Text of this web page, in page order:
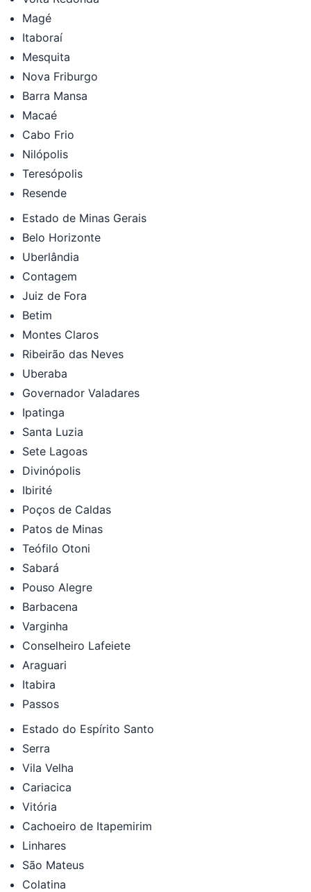
Magé
Itaboraí
Mesquita
Nova Friburgo
Barra Mansa
Macaé
Cabo Frio
Nilópolis
Teresópolis
Resende
Estado de Minas Gerais
Belo Horizonte
Uberlândia
Contagem
Juiz de Fora
Betim
Montes Claros
Ribeirão das Neves
Uberaba
Governador Valadares
Ipatinga
Santa Luzia
Sete Lagoas
Divinópolis
Ibirité
Poços de Caldas
Patos de Minas
Teófilo Otoni
Sabará
Pouso Alegre
Barbacena
Varginha
Conselheiro Lafeiete
Araguari
Itabira
Passos
Estado do Espírito Santo
Serra
Vila Velha
Cariacica
Vitória
Cachoeiro de Itapemirim
Linhares
São Mateus
Colatina